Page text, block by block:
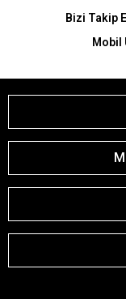
Bizi Takip
Mobil